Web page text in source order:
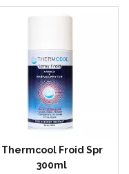
Thermcool Froid Spr
300ml